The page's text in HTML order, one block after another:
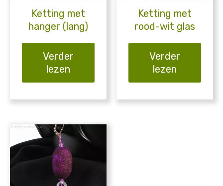
Ketting met
hanger (lang)
Verder
lezen
Ketting met
rood-wit glas
Verder
lezen